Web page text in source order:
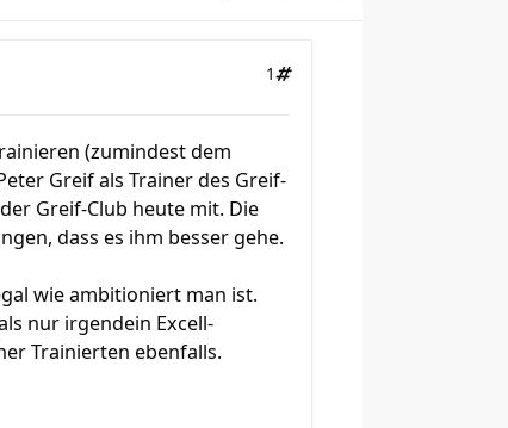
1
(zumindest dem
Greif als Trainer des Greif-
Greif-Club heute mit. Die
dass es ihm besser gehe.
wie ambitioniert man ist.
nur irgendein Excell-
Trainierten ebenfalls.